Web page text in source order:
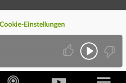
Cookie-Einstellungen